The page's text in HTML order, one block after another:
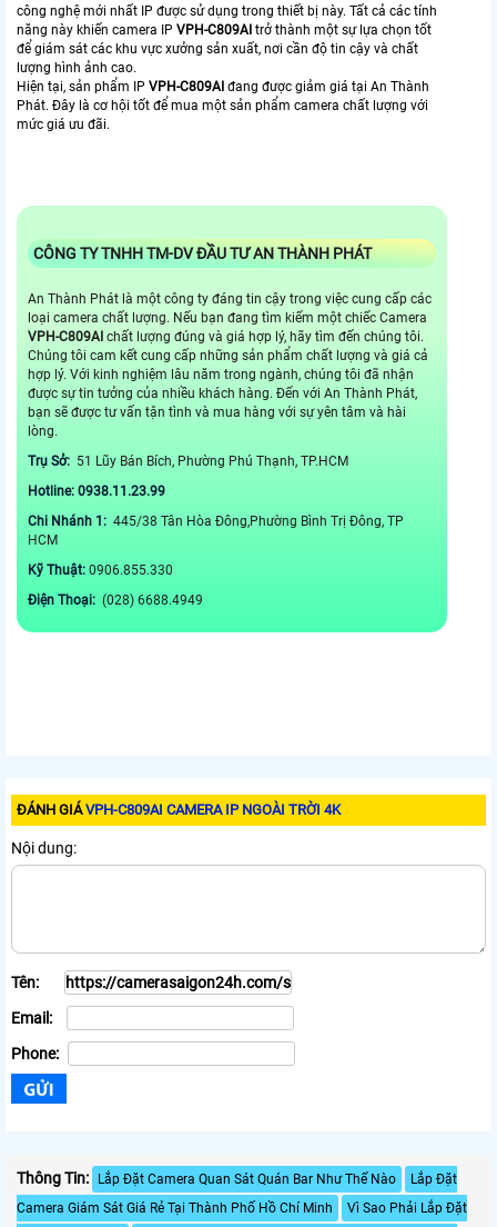
công nghệ mới nhất IP được sử dụng trong thiết bị này. Tất cả các tính
năng này khiến camera IP VPH-C809AI trở thành một sự lựa chọn tốt
để giám sát các khu vực xưởng sản xuất, nơi cần độ tin cậy và chất
lượng hình ảnh cao.
Hiện tại, sản phẩm IP VPH-C809AI đang được giảm giá tại An Thành
Phát. Đây là cơ hội tốt để mua một sản phẩm camera chất lượng với
mức giá ưu đãi.
CÔNG TY TNHH TM-DV ĐẦU TƯ AN THÀNH PHÁT
An Thành Phát là một công ty đáng tin cậy trong việc cung cấp các
loại camera chất lượng. Nếu bạn đang tìm kiếm một chiếc Camera
VPH-C809AI chất lượng đúng và giá hợp lý, hãy tìm đến chúng tôi.
Chúng tôi cam kết cung cấp những sản phẩm chất lượng và giá cả
hợp lý. Với kinh nghiệm lâu năm trong ngành, chúng tôi đã nhận
được sự tin tưởng của nhiều khách hàng. Đến với An Thành Phát,
bạn sẽ được tư vấn tận tình và mua hàng với sự yên tâm và hài
lòng.
Trụ Sở: 51 Lũy Bán Bích, Phường Phú Thạnh, TP.HCM
Hotline: 0938.11.23.99
Chi Nhánh 1: 445/38 Tân Hòa Đông,Phường Bình Trị Đông, TP
HCM
Kỹ Thuật: 0906.855.330
Điện Thoại: (028) 6688.4949
ĐÁNH GIÁVPH-C809AI CAMERA IP NGOÀI TRỜI 4K
Nội dung:
Tên:
Email:
Phone:
Thông Tin: Lắp Đặt Camera Quan Sát Quán Bar Như Thế Nào
Lắp Đặt
Camera Giám Sát Giá Rẻ Tại Thành Phố Hồ Chí Minh
Vì Sao Phải Lắp Đặt